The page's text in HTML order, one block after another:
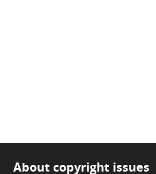
About copyright issues